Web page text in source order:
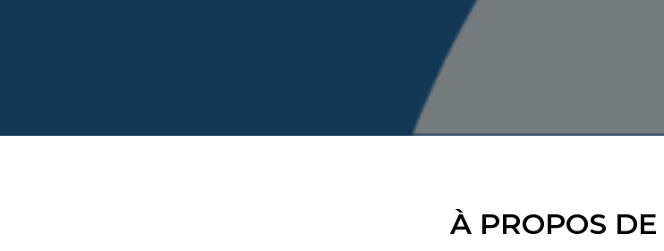
À PROPOS